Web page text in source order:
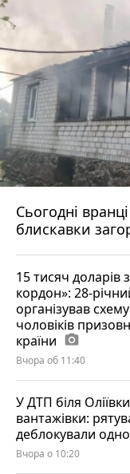
Сьогодні
блискавки
15 тисяч доларів
кордон»: 28-
організував
чоловіків
країни photo_camera
Вчора об 11:40
У ДТП біля
вантажівки:
деблокували
Вчора о 10:20